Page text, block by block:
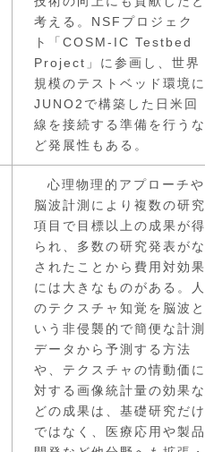
考える。NSFプロジェク
ト「COSM-IC Testbed
Project」に参画し、世界
規模のテストベッド環境に
JUNO2で構築した日米回
線を接続する準備を行うな
ど発展性もある。
心理物理的アプローチや
脳波計測により複数の研究
項目で目標以上の成果が得
られ、多数の研究発表がな
されたことから費用対効果
には大きなものがある。人
のテクスチャ知覚を脳波と
いう非侵襲的で簡便な計測
データから予測する方法
や、テクスチャの情動価に
対する画像統計量の効果な
どの成果は、基礎研究だけ
ではなく、医療応用や製品